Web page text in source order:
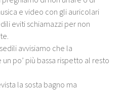
e video con gli auricolari
eviti schiamazzi per non
avvisiamo che la
po’ più bassa rispetto al resto
la sosta bagno ma